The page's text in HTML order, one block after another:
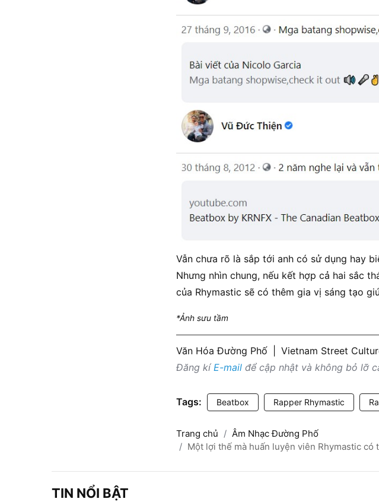
Vẫn chưa rõ là sắp tới anh có sử dụng hay
Nhưng nhìn chung, nếu kết hợp cả hai sắc
của Rhymastic sẽ có thêm gia vị sáng tạo
*Ảnh sưu tầm
Văn Hóa Đường Phố
Vietnam Street
Đăng kíE-mail để cập nhật và không bỏ lỡ
Tags: Beatbox Rapper Rhymastic
Trang chủ
Âm Nhạc Đường Phố
Một lợi thế mà huấn luyện viên Rhymastic
TIN NỔI BẬT